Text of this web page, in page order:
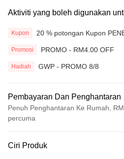
Aktiviti yang boleh digunakan
Kupon 20 % potongan
Promosi PROMO - RM4.00 OFF
Hadiah GWP - PROMO 8/8
Pembayaran Dan Penghantaran
Penuh Penghantaran Ke Rumah,
percuma
Kad Kredit
Ciri Produk